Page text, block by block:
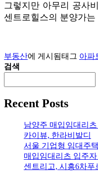
그렇지만 아무리 공사
센트로힐스의 분양가
부동산에 게시됨태그 아파
검색
Recent Posts
남양주 매입임대리
카이뷰, 한라비발디
서울 기업형 임대주
매입임대리츠 입주
센트리고, 시흥6차